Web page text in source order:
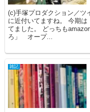
(c)手塚プロダクション／ツ
に近付いてますね。 今期
てました。 どっちも
ろ」 オープ...
雑記